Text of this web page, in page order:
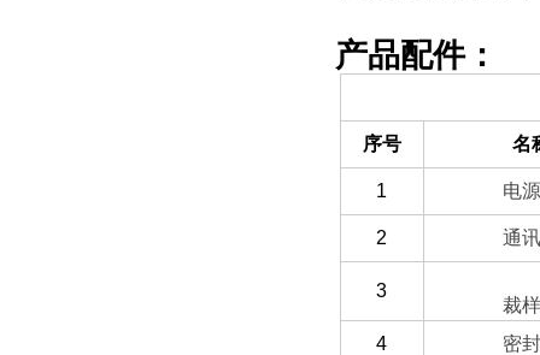
产品配件：
序号 名
1 电
2 通
3
裁
4
密